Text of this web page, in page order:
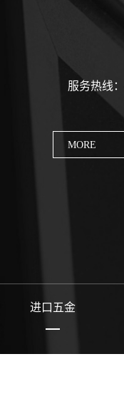
服务热线：
MORE
服务热线：
MORE
服务热线：
MORE
服务热线：
MORE
服务热线：
MORE
服务热线：
MORE
服务热线：
MORE
服务热线：
MORE
进口五金